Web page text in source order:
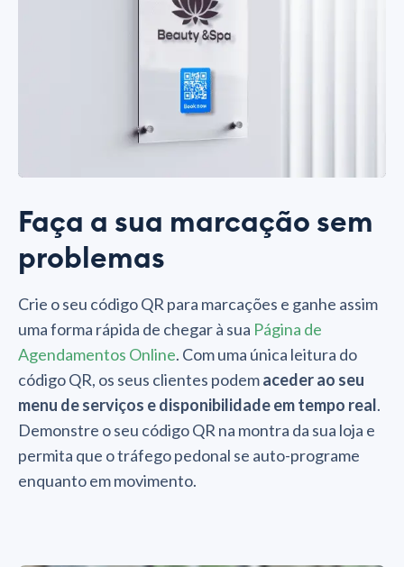
Faça a sua marcação sem
problemas
Crie o seu código QR para marcações e ganhe assim
uma forma rápida de chegar à sua Página de
Agendamentos Online. Com uma única leitura do
código QR, os seus clientes podemaceder ao seu
menu de serviços e disponibilidade em tempo real.
Demonstre o seu código QR na montra da sua loja e
permita que o tráfego pedonal se auto-programe
enquanto em movimento.